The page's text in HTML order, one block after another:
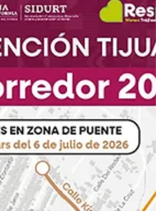
soberanía del país y el legado del proyecto
transformador.